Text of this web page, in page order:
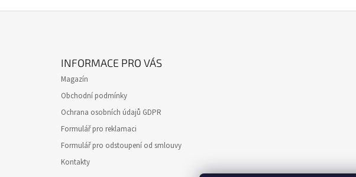
INFORMACE PRO VÁS
Magazín
Obchodní podmínky
Ochrana osobních údajů GDPR
Formulář pro reklamaci
Formulář pro odstoupení od smlouvy
Kontakty